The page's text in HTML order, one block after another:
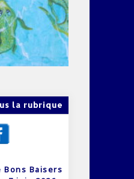
la rubrique
Bons Baisers